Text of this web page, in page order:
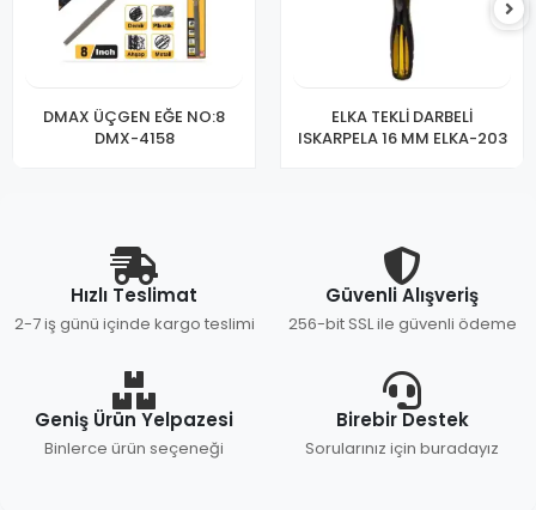
DMAX ÜÇGEN EĞE NO:8
DMX-4158
ELKA TEKLİ DARBELİ
ISKARPELA 16 MM ELKA-203
Hızlı Teslimat
2-7 iş günü içinde kargo teslimi
Güvenli Alışveriş
256-bit SSL ile güvenli ödeme
Geniş Ürün Yelpazesi
Binlerce ürün seçeneği
Birebir Destek
Sorularınız için buradayız